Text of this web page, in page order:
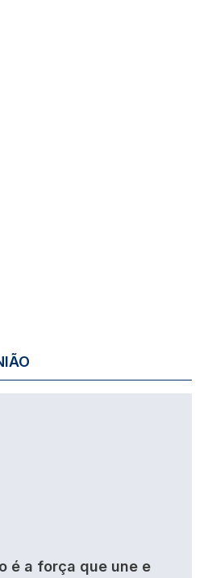
é a força que une e